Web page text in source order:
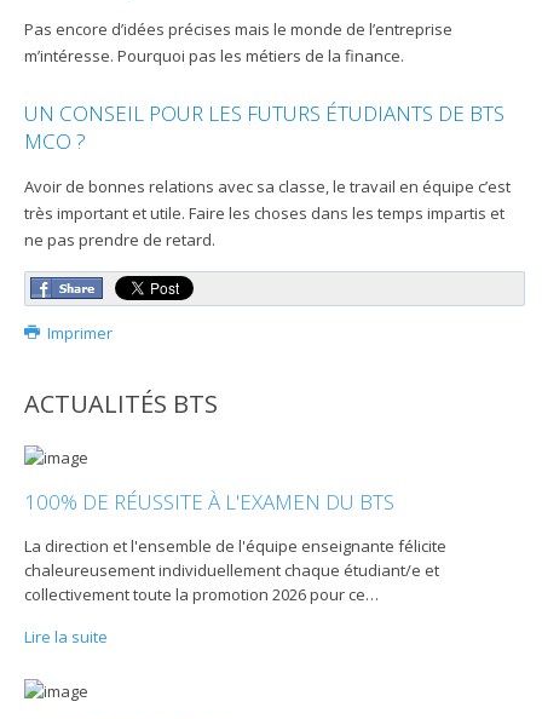
Pas encore d’idées précises mais le monde de l’entreprise
m’intéresse. Pourquoi pas les métiers de la finance.
UN CONSEIL POUR LES FUTURS ÉTUDIANTS DE BTS
MCO ?
Avoir de bonnes relations avec sa classe, le travail en équipe c’est
très important et utile. Faire les choses dans les temps impartis et
ne pas prendre de retard.
Imprimer
ACTUALITÉS BTS
100% DE RÉUSSITE À L'EXAMEN DU BTS
La direction et l'ensemble de l'équipe enseignante félicite
chaleureusement individuellement chaque étudiant/e et
collectivement toute la promotion 2026 pour ce…
Lire la suite